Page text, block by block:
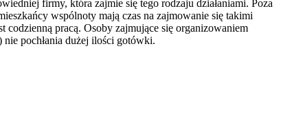
firmy, która zajmie się tego rodzaju działaniami. Poza
wspólnoty mają czas na zajmowanie się takimi
codzienną pracą. Osoby zajmujące się organizowaniem
pochłania dużej ilości gotówki.